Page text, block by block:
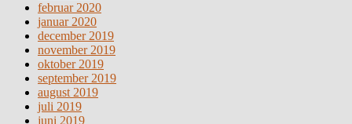
februar 2020
januar 2020
december 2019
november 2019
oktober 2019
september 2019
august 2019
juli 2019
juni 2019